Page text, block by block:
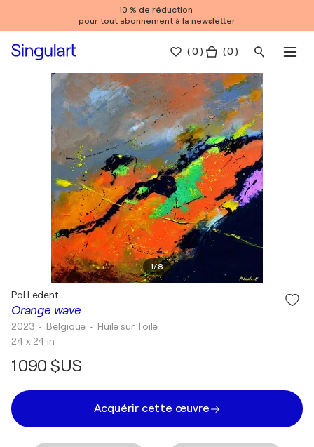
10 % de réduction
pour tout abonnement à la newsletter
(0 ) ( 0 )
1/8
Orange wave
Pol Ledent
2023 • Belgique • Huile sur Toile
24 x 24 in
1 090 $US
Acquérir cette œuvre